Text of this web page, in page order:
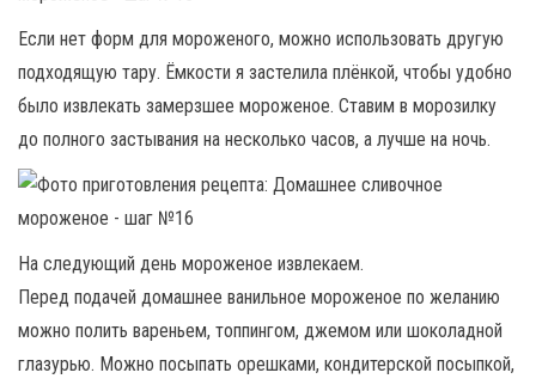
Если нет форм для мороженого, можно использовать другую
подходящую тару. Ёмкости я застелила плёнкой, чтобы удобно
было извлекать замерзшее мороженое. Ставим в морозилку
до полного застывания на несколько часов, а лучше на ночь.
На следующий день мороженое извлекаем.
Перед подачей домашнее ванильное мороженое по желанию
можно полить вареньем, топпингом, джемом или шоколадной
глазурью. Можно посыпать орешками, кондитерской посыпкой,